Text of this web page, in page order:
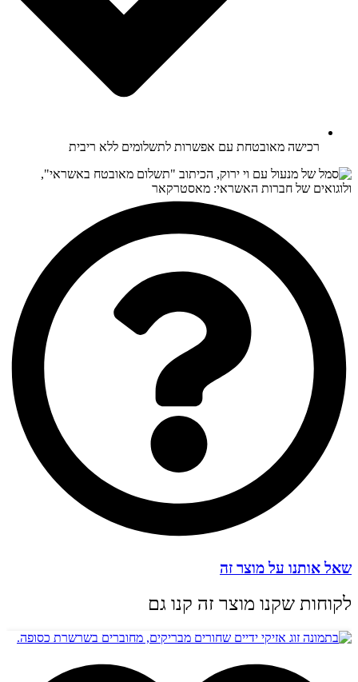
רכישה מאובטחת עם אפשרות לתשלומים ללא ריבית
שאל אותנו על מוצר זה
לקוחות שקנו מוצר זה קנו גם